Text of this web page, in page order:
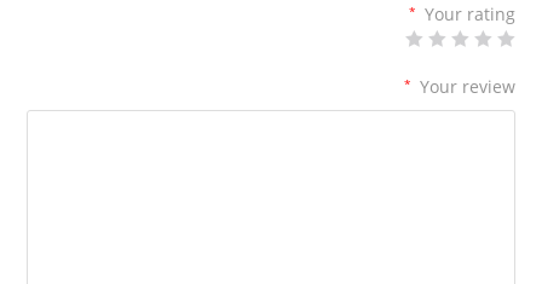
Your rating
*
Your review
*